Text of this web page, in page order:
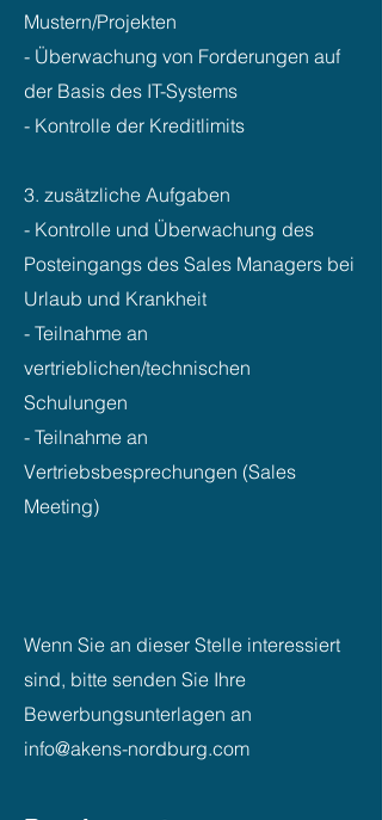
Mustern/Projekten
- Überwachung von Forderungen auf
der Basis des IT-Systems
- Kontrolle der Kreditlimits
3. zusätzliche Aufgaben
- Kontrolle und Überwachung des
Posteingangs des Sales Managers bei
Urlaub und Krankheit
- Teilnahme an
vertrieblichen/technischen
Schulungen
- Teilnahme an
Vertriebsbesprechungen (Sales
Meeting)
Wenn Sie an dieser Stelle interessiert
sind, bitte senden Sie Ihre
Bewerbungsunterlagen an
info@akens-nordburg.com